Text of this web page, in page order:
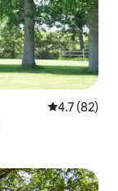
レビュー82
4.7 (82)